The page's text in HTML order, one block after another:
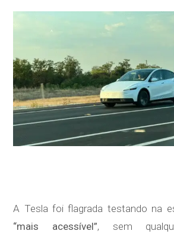
A Tesla foi flagrada testando na
“mais acessível”, sem